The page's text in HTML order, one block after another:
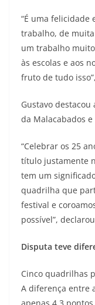
“É uma felicidade
trabalho, de
um trabalho
às escolas e aos
fruto de tudo
Gustavo
da Malacabados e
“Celebrar os 25
título justamente
tem um
quadrilha que
festival e
possível”,
Disputa teve
Cinco quadrilhas
A diferença entre
apenas 4,3 pontos.